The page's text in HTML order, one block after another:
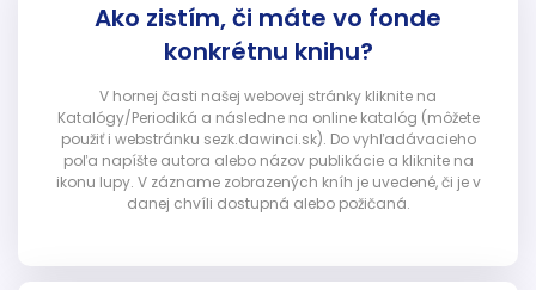
Ako zistím, či máte vo fonde
konkrétnu knihu?
V hornej časti našej webovej stránky kliknite na
Katalógy/Periodiká a následne na online katalóg (môžete
použiť i webstránku sezk.dawinci.sk). Do vyhľadávacieho
poľa napíšte autora alebo názov publikácie a kliknite na
ikonu lupy. V zázname zobrazených kníh je uvedené, či je v
danej chvíli dostupná alebo požičaná.